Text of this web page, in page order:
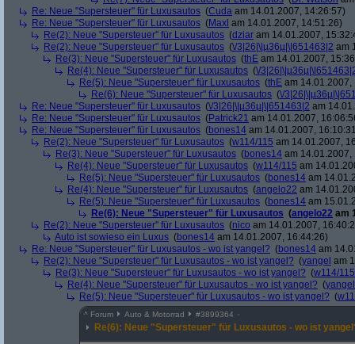
Re: Neue "Supersteuer" für Luxusautos (Cuda am 14.01.2007, 14:26:57)
Re: Neue "Supersteuer" für Luxusautos (Maxl am 14.01.2007, 14:51:26)
Re(2): Neue "Supersteuer" für Luxusautos (dziar am 14.01.2007,
Re(2): Neue "Supersteuer" für Luxusautos (\/3|26|\|µ36µ|\|651463|2 am
Re(3): Neue "Supersteuer" für Luxusautos (thE am 14.01.2007,
Re(4): Neue "Supersteuer" für Luxusautos (\/
Re(5): Neue "Supersteuer" für Luxusautos (thE am 14.01.2007,
Re(6): Neue "Supersteuer" für Luxusautos (\/
Re: Neue "Supersteuer" für Luxusautos (\/3|26|\|µ36µ|\|651463|2 am
Re: Neue "Supersteuer" für Luxusautos (Patrick21 am 14.01.2007,
Re: Neue "Supersteuer" für Luxusautos (bones14 am 14.01.2007,
Re(2): Neue "Supersteuer" für Luxusautos (w114/115 am 14.01.2007,
Re(3): Neue "Supersteuer" für Luxusautos (bones14 am 14.01.2007,
Re(4): Neue "Supersteuer" für Luxusautos (w114/115 am
Re(5): Neue "Supersteuer" für Luxusautos (bones14 am
Re(4): Neue "Supersteuer" für Luxusautos (angelo22 am
Re(5): Neue "Supersteuer" für Luxusautos (bones14 am
Re(6): Neue "Supersteuer" für Luxusautos (angelo22 am
Re(2): Neue "Supersteuer" für Luxusautos (nico am 14.01.2007,
Auto ist sowieso ein Luxus (bones14 am 14.01.2007, 16:44:26)
Re: Neue "Supersteuer" für Luxusautos - wo ist yangel? (bones14 am
Re(2): Neue "Supersteuer" für Luxusautos - wo ist yangel? (yangel am
Re(3): Neue "Supersteuer" für Luxusautos - wo ist yangel? (w114/115
Re(4): Neue "Supersteuer" für Luxusautos - wo ist yangel? (yangel
Re(5): Neue "Supersteuer" für Luxusautos - wo ist yangel? (
^ Forum Auto & Motorrad #3899364
Re(6): Neue "Supersteuer" für Luxusautos - wo ist